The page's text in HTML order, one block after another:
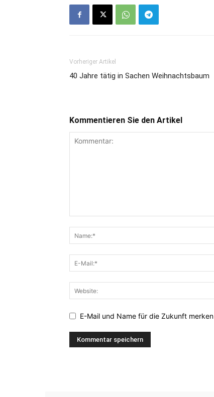
Vorheriger Artikel
40 Jahre tätig in Sachen Weihnachtsbaum
Kommentieren Sie den Artikel
E-Mail und Name für die Zukunft merken